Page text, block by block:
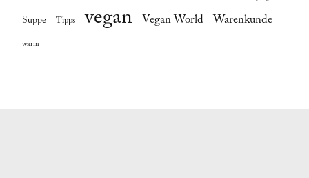
Suppe Tipps vegan Vegan World Warenkunde
warm